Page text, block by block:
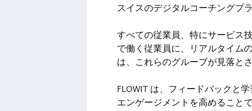
スイスのデジタルコーチングプ
すべての従業員、特にサービス
で働く従業員に、リアルタイム
は、これらのグループが見落と
FLOWIT は、フィードバックと
エンゲージメントを高めること